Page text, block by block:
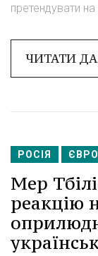
претендувати на
ЧИТАТИ
РОСІЯ
Мер
реакцію